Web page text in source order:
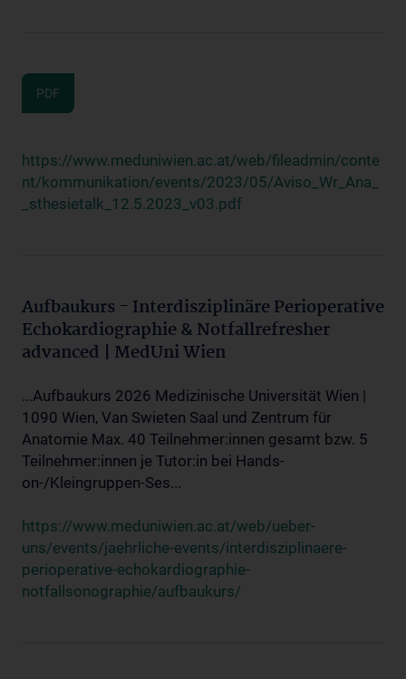
PDF
https://www.meduniwien.ac.at/web/fileadmin/conte
nt/kommunikation/events/2023/05/Aviso_Wr_Ana_
_sthesietalk_12.5.2023_v03.pdf
Aufbaukurs - Interdisziplinäre Perioperative
Echokardiographie & Notfallrefresher
advanced | MedUni Wien
...Aufbaukurs 2026 Medizinische Universität Wien |
1090 Wien, Van Swieten Saal und Zentrum für
Anatomie Max. 40 Teilnehmer:innen gesamt bzw. 5
Teilnehmer:innen je Tutor:in bei Hands-
on-/Kleingruppen-Ses...
https://www.meduniwien.ac.at/web/ueber-
uns/events/jaehrliche-events/interdisziplinaere-
perioperative-echokardiographie-
notfallsonographie/aufbaukurs/